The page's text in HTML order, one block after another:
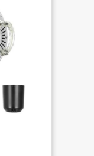
de 1/16-1/1.
des
☂️ |
| : boîtier
dissipation
mieux
la